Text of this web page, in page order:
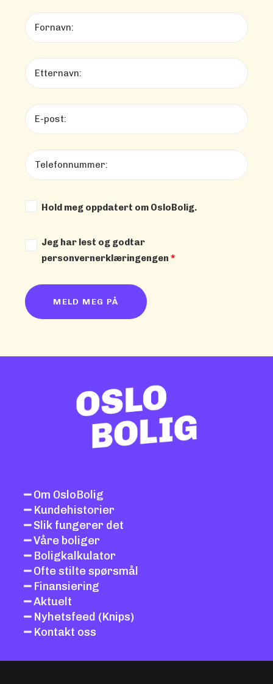
Hold meg oppdatert om OsloBolig.
Jeg har lest og godtar
personvernerklæringengen *
Om OsloBolig
Kundehistorier
Slik fungerer det
Våre boliger
Boligkalkulator
Ofte stilte spørsmål
Finansiering
Aktuelt
Nyhetsfeed (Knips)
Kontakt oss